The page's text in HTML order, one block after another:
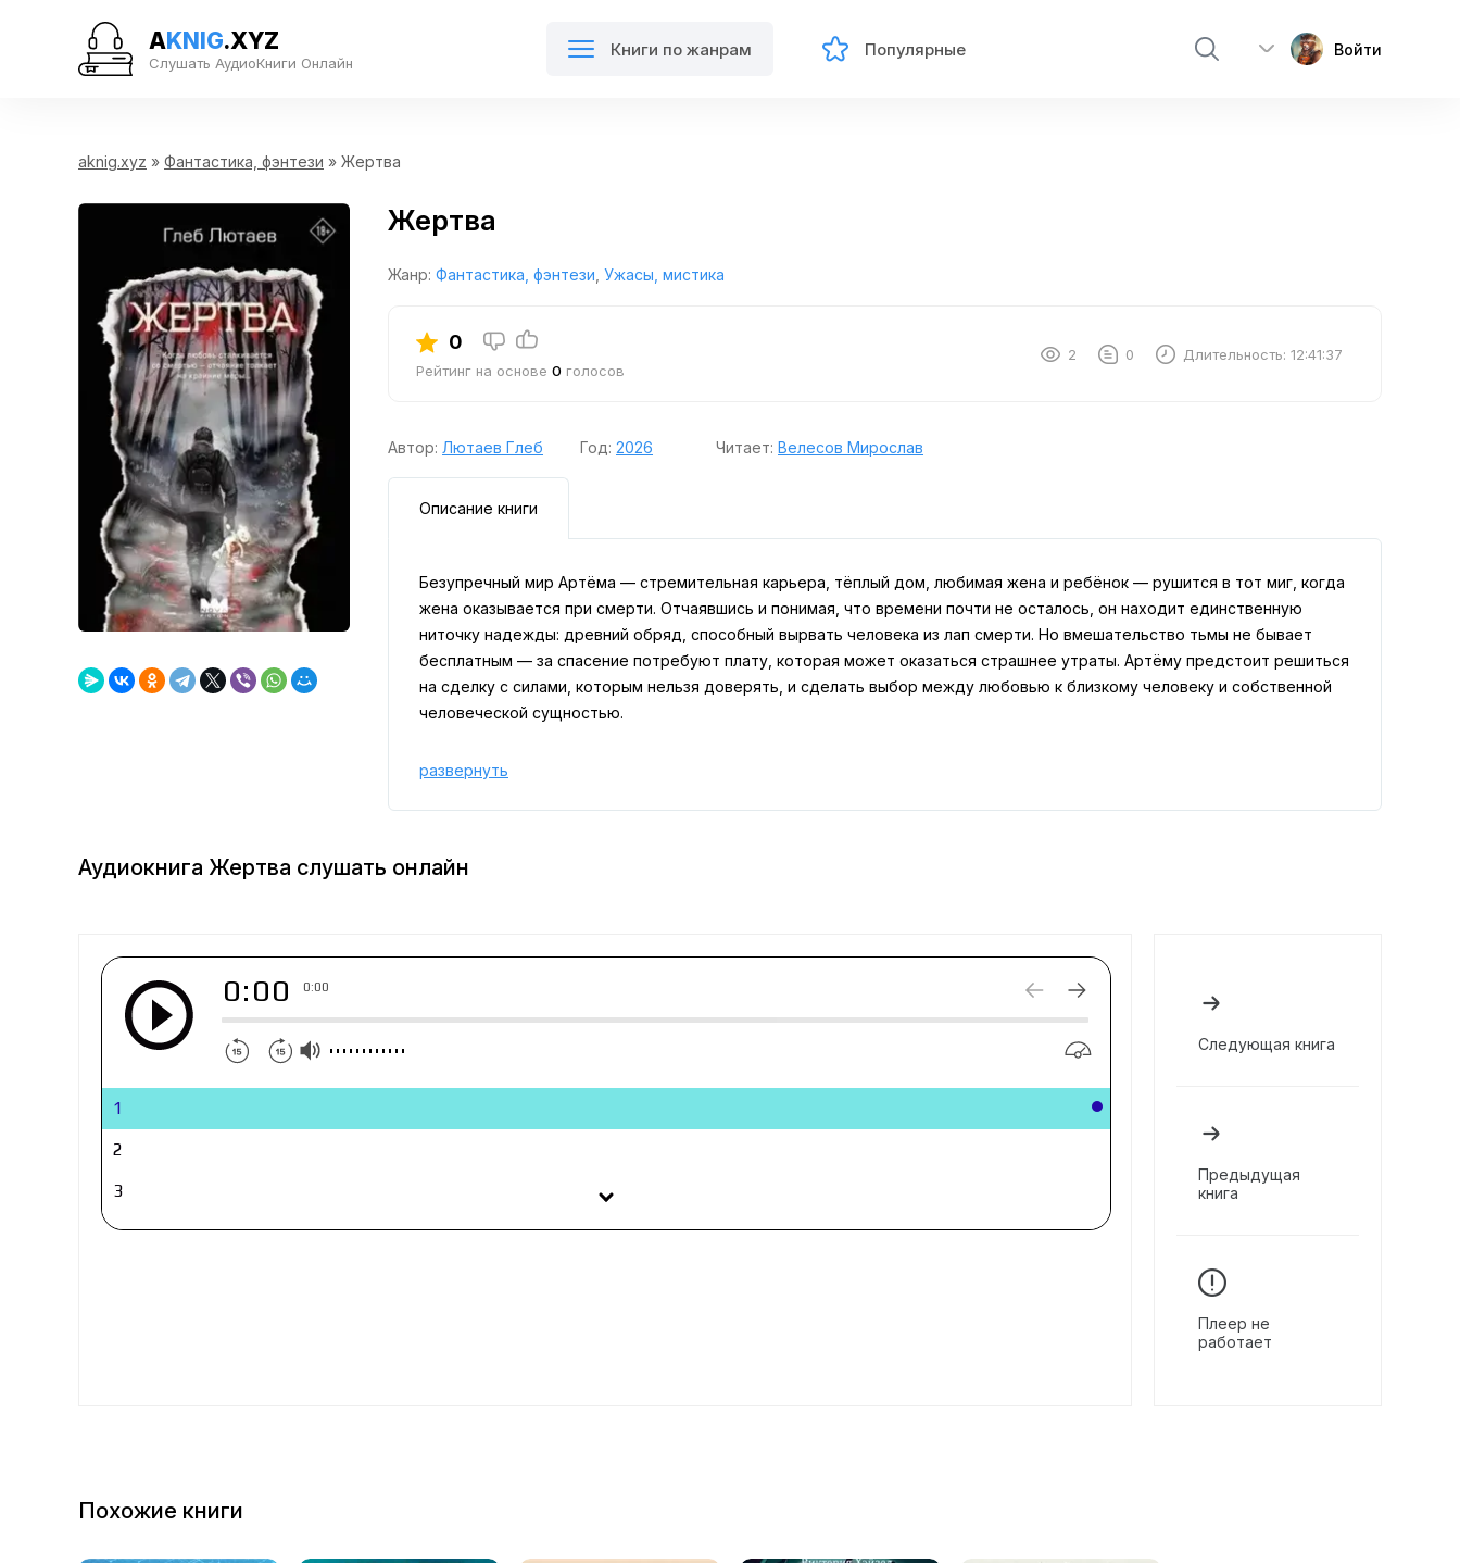
AKNIG.XYZ
Слушать АудиоКниги Онлайн
Книги по жанрам Популярные Войти
aknig.xyz » Фантастика, фэнтези » Жертва
Жертва
Жанр: Фантастика, фэнтези Ужасы, мистика
0
Рейтинг на основе 0 голосов
2 0 Длительность: 12:41:37
Автор: Лютаев Глеб Год: 2026 Читает: Велесов Мирослав
Описание книги
Безупречный мир Артёма — стремительная карьера, тёплый дом, любимая жена и ребёнок — рушится в тот миг, когда
жена оказывается при смерти. Отчаявшись и понимая, что времени почти не осталось, он находит единственную
ниточку надежды: древний обряд, способный вырвать человека из лап смерти. Но вмешательство тьмы не бывает
бесплатным — за спасение потребуют плату, которая может оказаться страшнее утраты. Артёму предстоит решиться
на сделку с силами, которым нельзя доверять, и сделать выбор между любовью к близкому человеку и собственной
человеческой сущностью.
развернуть
Аудиокнига Жертва слушать онлайн
0:00 0:00
1
2
3
4
11
Следующая книга
Предыдущая
книга
Плеер не
работает
Похожие книги